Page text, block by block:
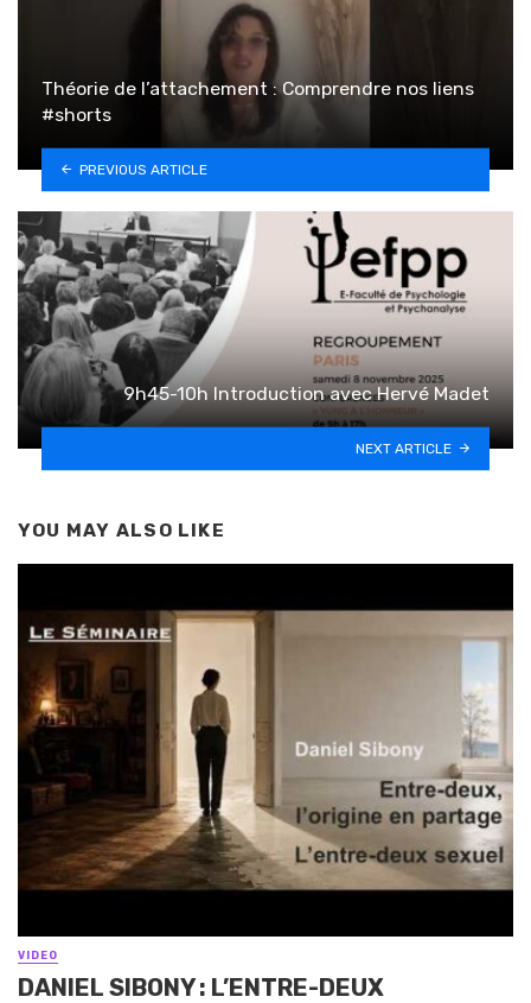
Théorie de l’attachement : Comprendre nos liens
#shorts
PREVIOUS ARTICLE
9h45-10h Introduction avec Hervé Madet
NEXT ARTICLE
YOU MAY ALSO LIKE
VIDEO
DANIEL SIBONY : L’ENTRE-DEUX